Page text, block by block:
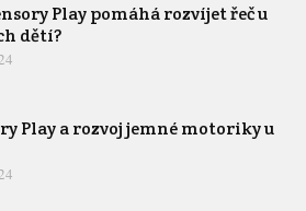
Play pomáhá rozvíjet řeč u
dětí?
Play a rozvoj jemné motoriky u